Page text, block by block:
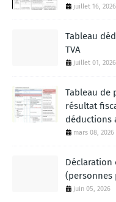
juillet 16, 2026
Tableau
TVA
juillet 01, 2026
Tableau de
résultat
déductions
mars 08, 2026
(personnes
juin 05, 2026